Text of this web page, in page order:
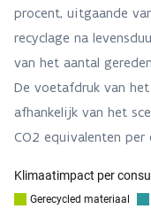
procent, uitgaande
recyclage na
van het aantal
De voetafdruk van
afhankelijk van het
CO2 equivalenten per